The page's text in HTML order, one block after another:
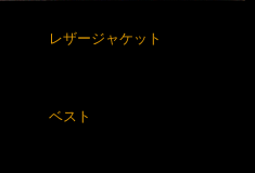
レザージャケット
ベスト